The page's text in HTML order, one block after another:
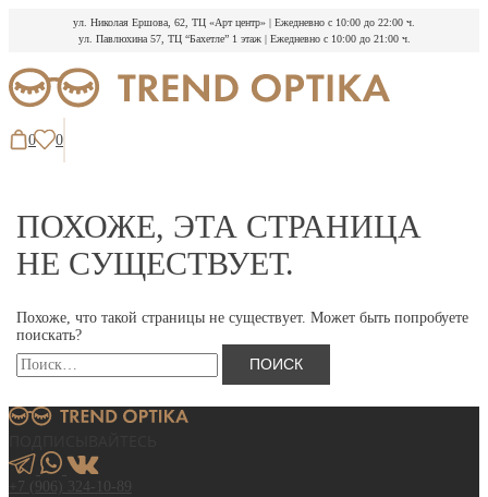
ул. Николая Ершова, 62, ТЦ «Арт центр» | Ежедневно с 10:00 до 22:00 ч.
ул. Павлюхина 57, ТЦ “Бахетле” 1 этаж | Ежедневно с 10:00 до 21:00 ч.
к
содержимому
0 0
ПОХОЖЕ, ЭТА СТРАНИЦА
НЕ СУЩЕСТВУЕТ.
Похоже, что такой страницы не существует. Может быть попробуете
поискать?
Найти:
+7 (906) 324-10-89